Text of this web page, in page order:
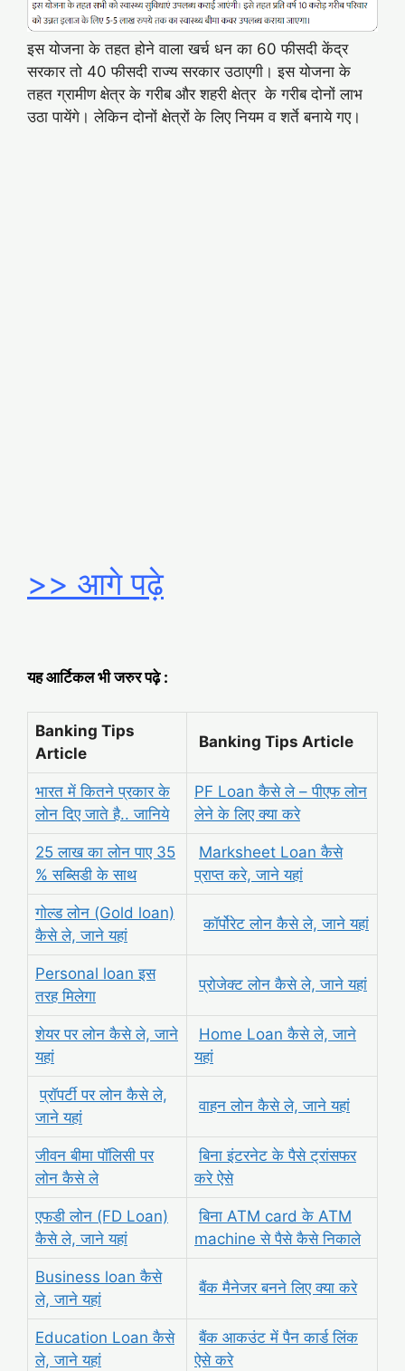
इस योजना के तहत होने वाला खर्च धन का 60 फीसदी केंद्र
सरकार तो 40 फीसदी राज्य सरकार उठाएगी। इस योजना के
तहत ग्रामीण क्षेत्र के गरीब और शहरी क्षेत्र के गरीब दोनों लाभ
उठा पायेंगे। लेकिन दोनों क्षेत्रों के लिए नियम व शर्ते बनाये गए।
>> आगे पढ़े
यह आर्टिकल भी जरुर पढ़े :
Banking Tips
Article
Banking Tips Article
भारत में कितने प्रकार के
लोन दिए जाते है.. जानिये
PF Loan कैसे ले – पीएफ लोन
लेने के लिए क्या करे
25 लाख का लोन पाए 35
% सब्सिडी के साथ
Marksheet Loan कैसे
प्राप्त करे, जाने यहां
गोल्ड लोन (Gold loan)
कैसे ले, जाने यहां
कॉर्पोरेट लोन कैसे ले, जाने यहां
Personal loan इस
तरह मिलेगा
प्रोजेक्ट लोन कैसे ले, जाने यहां
शेयर पर लोन कैसे ले, जाने
यहां
Home Loan कैसे ले, जाने
यहां
प्रॉपर्टी पर लोन कैसे ले,
जाने यहां
वाहन लोन कैसे ले, जाने यहां
जीवन बीमा पॉलिसी पर
लोन कैसे ले
बिना इंटरनेट के पैसे ट्रांसफर
करे ऐसे
एफडी लोन (FD Loan)
कैसे ले, जाने यहां
बिना ATM card के ATM
machine से पैसे कैसे निकाले
Business loan कैसे
ले, जाने यहां
बैंक मैनेजर बनने लिए क्या करे
Education Loan कैसे
ले, जाने यहां
बैंक आकउंट में पैन कार्ड लिंक
ऐसे करे